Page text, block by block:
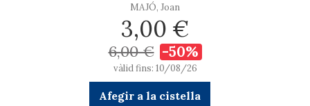
MAJÓ, Joan
3,00 €
6,00 € -50%
vàlid fins: 10/08/26
Afegir a la cistella